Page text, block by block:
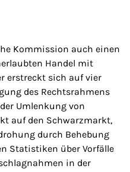
Kommission auch einen
Handel mit
erstreckt sich auf vier
des Rechtsrahmens
Umlenkung von
auf den Schwarzmarkt,
durch Behebung
Statistiken über Vorfälle
in der